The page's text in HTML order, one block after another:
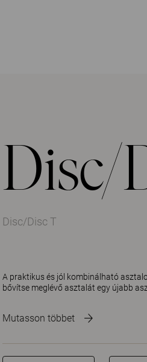
Disc/
Disc/Disc T
A praktikus és jól kombinálható
bővítse meglévő asztalát egy újabb
Mutasson többet